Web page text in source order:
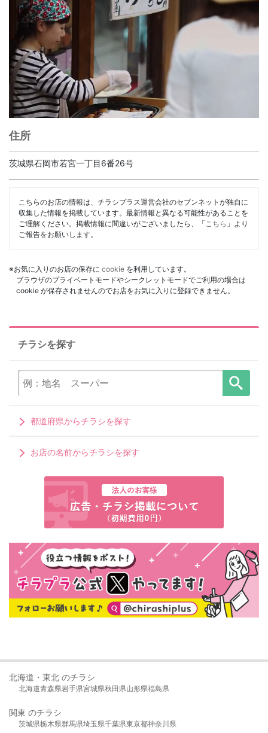
住所
茨城県石岡市若宮一丁目6番26号
こちらのお店の情報は、チラシプラス運営会社のセブンネットが独自に
収集した情報を掲載しています。最新情報と異なる可能性があることを
ご理解ください。掲載情報に間違いがございましたら、「 こちら 」より
ご報告をお願いします。
※お気に入りのお店の保存に cookie を利用しています。
ブラウザのプライベートモードやシークレットモードでご利用の場合は
cookie が保存されませんのでお店をお気に入りに登録できません。
チラシを探す
都道府県からチラシを探す
お店の名前からチラシを探す
北海道・東北 のチラシ
北海道青森県岩手県宮城県秋田県山形県福島県
関東 のチラシ
茨城県栃木県群馬県埼玉県千葉県東京都神奈川県